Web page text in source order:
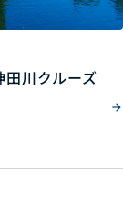
田川クルーズ